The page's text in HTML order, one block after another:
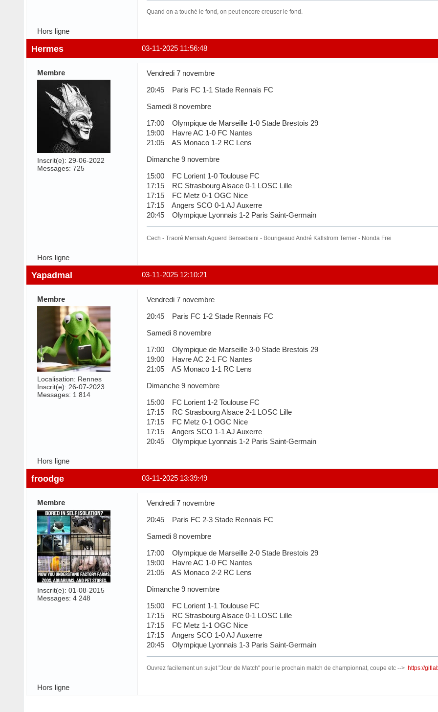
Quand on a touché le fond, on peut encore creuser le fond.
Hors ligne
03-11-2025 11:56:48
Hermes
Membre
Inscrit(e): 29-06-2022
Messages: 725
Vendredi 7 novembre
20:45 Paris FC 1-1 Stade Rennais FC
Samedi 8 novembre
17:00 Olympique de Marseille 1-0 Stade Brestois 29
19:00 Havre AC 1-0 FC Nantes
21:05 AS Monaco 1-2 RC Lens
Dimanche 9 novembre
15:00 FC Lorient 1-0 Toulouse FC
17:15 RC Strasbourg Alsace 0-1 LOSC Lille
17:15 FC Metz 0-1 OGC Nice
17:15 Angers SCO 0-1 AJ Auxerre
20:45 Olympique Lyonnais 1-2 Paris Saint-Germain
Cech - Traoré Mensah Aguerd Bensebaini - Bourigeaud André Kallstrom Terrier - Nonda Frei
Hors ligne
03-11-2025 12:10:21
Yapadmal
Membre
Localisation: Rennes
Inscrit(e): 26-07-2023
Messages: 1 814
Vendredi 7 novembre
20:45 Paris FC 1-2 Stade Rennais FC
Samedi 8 novembre
17:00 Olympique de Marseille 3-0 Stade Brestois 29
19:00 Havre AC 2-1 FC Nantes
21:05 AS Monaco 1-1 RC Lens
Dimanche 9 novembre
15:00 FC Lorient 1-2 Toulouse FC
17:15 RC Strasbourg Alsace 2-1 LOSC Lille
17:15 FC Metz 0-1 OGC Nice
17:15 Angers SCO 1-1 AJ Auxerre
20:45 Olympique Lyonnais 1-2 Paris Saint-Germain
Hors ligne
03-11-2025 13:39:49
froodge
Membre
Inscrit(e): 01-08-2015
Messages: 4 248
Vendredi 7 novembre
20:45 Paris FC 2-3 Stade Rennais FC
Samedi 8 novembre
17:00 Olympique de Marseille 2-0 Stade Brestois 29
19:00 Havre AC 1-0 FC Nantes
21:05 AS Monaco 2-2 RC Lens
Dimanche 9 novembre
15:00 FC Lorient 1-1 Toulouse FC
17:15 RC Strasbourg Alsace 0-1 LOSC Lille
17:15 FC Metz 1-1 OGC Nice
17:15 Angers SCO 1-0 AJ Auxerre
20:45 Olympique Lyonnais 1-3 Paris Saint-Germain
Ouvrez facilement un sujet "Jour de Match" pour le prochain match de championnat, coupe etc -->https://
Hors ligne